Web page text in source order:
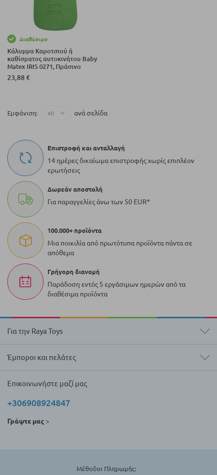
Διαθέσιμο
Κάλυμμα Καροτσιού ή
καθίσματος αυτοκινήτου Baby
Matex IRIS 0271, Πράσινο
23,88 €
Εμφάνιση ανά σελίδα
Επιστροφή και ανταλλαγή
14 ημέρες δικαίωμα επιστροφής χωρίς επιπλέον
ερωτήσεις
Δωρεάν αποστολή
Για παραγγελίες άνω των 50 EUR*
100.000+ προϊόντα
Μια ποικιλία από πρωτότυπα προϊόντα πάντα σε
απόθεμα
Γρήγορη διανομή
Παράδοση εντός 5 εργάσιμων ημερών από τα
διαθέσιμα προϊόντα
Για την Raya Toys
Έμποροι και πελάτες
Επικοινωνήστε μαζί μας
+306908924847
Γράψτε μας >
Μέθοδοι Πληρωμής: